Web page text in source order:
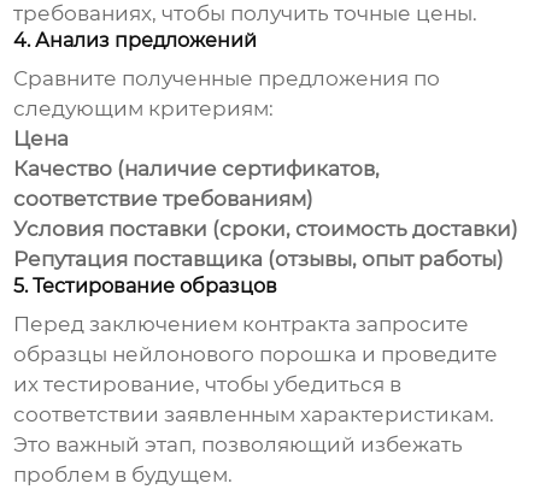
требованиях, чтобы получить точные цены.
4. Анализ предложений
Сравните полученные предложения по
следующим критериям:
Цена
Качество (наличие сертификатов,
соответствие требованиям)
Условия поставки (сроки, стоимость доставки)
Репутация поставщика (отзывы, опыт работы)
5. Тестирование образцов
Перед заключением контракта запросите
образцы нейлонового порошка и проведите
их тестирование, чтобы убедиться в
соответствии заявленным характеристикам.
Это важный этап, позволяющий избежать
проблем в будущем.